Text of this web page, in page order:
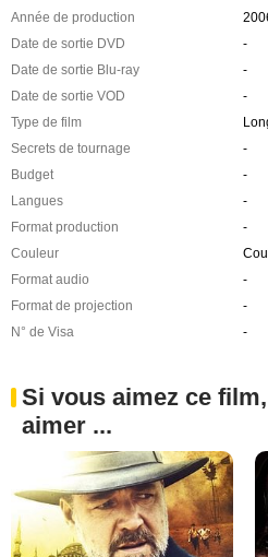
Année de production
Date de sortie DVD
-
Date de sortie Blu-ray
-
Date de sortie VOD
-
Type de film
Secrets de tournage
-
Budget
-
Langues
-
Format production
-
Couleur
Format audio
-
Format de projection
-
N° de Visa
-
Si vous aimez ce
aimer ...